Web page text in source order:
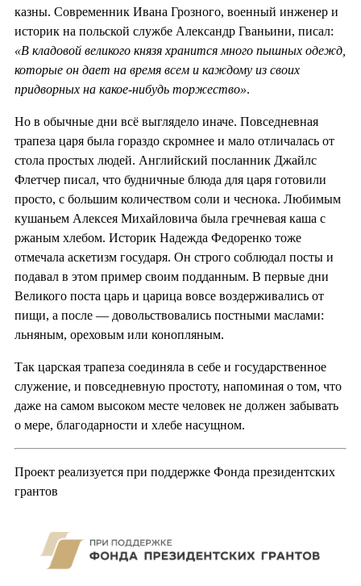
казны. Современник Ивана Грозного, военный инженер и
историк на польской службе Александр Гваньини, писал:
«В кладовой великого князя хранится много пышных одежд,
которые он дает на время всем и каждому из своих
придворных на какое-нибудь торжество».
Но в обычные дни всё выглядело иначе. Повседневная
трапеза царя была гораздо скромнее и мало отличалась от
стола простых людей. Английский посланник Джайлс
Флетчер писал, что будничные блюда для царя готовили
просто, с большим количеством соли и чеснока. Любимым
кушаньем Алексея Михайловича была гречневая каша с
ржаным хлебом. Историк Надежда Федоренко тоже
отмечала аскетизм государя. Он строго соблюдал посты и
подавал в этом пример своим подданным. В первые дни
Великого поста царь и царица вовсе воздерживались от
пищи, а после — довольствовались постными маслами:
льняным, ореховым или конопляным.
Так царская трапеза соединяла в себе и государственное
служение, и повседневную простоту, напоминая о том, что
даже на самом высоком месте человек не должен забывать
о мере, благодарности и хлебе насущном.
Проект реализуется при поддержке Фонда президентских
грантов